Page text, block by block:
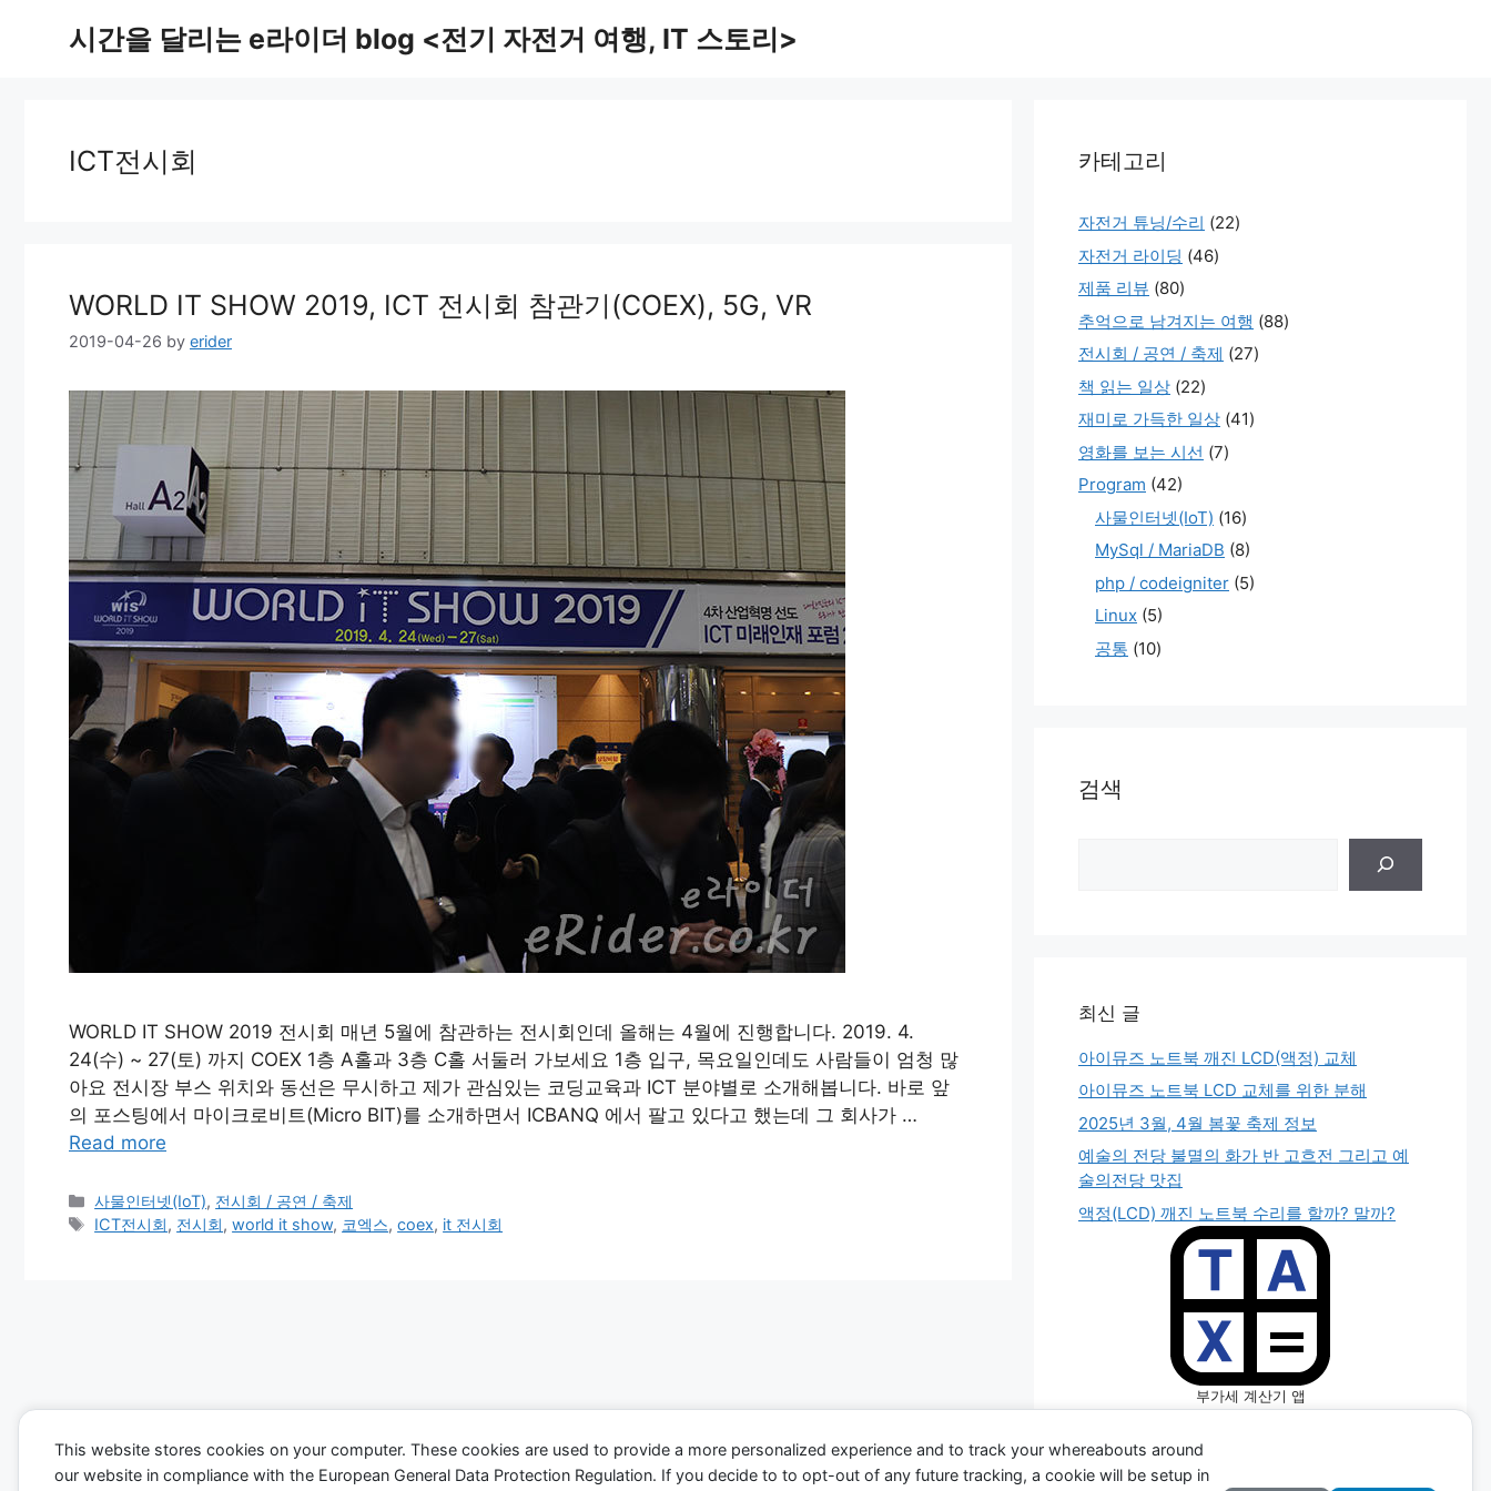
시간을 달리는 e라이더 blog <전기 자전거 여행, IT 스토리>
ICT전시회
WORLD IT SHOW 2019, ICT 전시회 참관기(COEX), 5G, VR
2019-04-26 by erider
WORLD IT SHOW 2019 전시회 매년 5월에 참관하는 전시회인데 올해는 4월에 진행합니다. 2019. 4.
24(수) ~ 27(토) 까지 COEX 1층 A홀과 3층 C홀 서둘러 가보세요 1층 입구, 목요일인데도 사람들이 엄청 많
아요 전시장 부스 위치와 동선은 무시하고 제가 관심있는 코딩교육과 ICT 분야별로 소개해봅니다. 바로 앞
의 포스팅에서 마이크로비트(Micro BIT)를 소개하면서 ICBANQ 에서 팔고 있다고 했는데 그 회사가 …
Read more
Categories
사물인터넷(IoT), 전시회 / 공연 / 축제
Tags
ICT전시회, 전시회,world it show, 코엑스,coex, it 전시회
카테고리
자전거 튜닝/수리 (22)
자전거 라이딩 (46)
제품 리뷰 (80)
추억으로 남겨지는 여행 (88)
전시회 / 공연 / 축제 (27)
책 읽는 일상 (22)
재미로 가득한 일상 (41)
영화를 보는 시선 (7)
Program (42)
사물인터넷(IoT) (16)
MySql / MariaDB (8)
php / codeigniter (5)
Linux (5)
공통 (10)
검색
최신 글
아이뮤즈 노트북 깨진 LCD(액정) 교체
아이뮤즈 노트북 LCD 교체를 위한 분해
2025년 3월, 4월 봄꽃 축제 정보
예술의 전당 불멸의 화가 반 고흐전 그리고 예
술의전당 맛집
액정(LCD) 깨진 노트북 수리를 할까? 말까?
부가세 계산기 앱
(TAX CALC APP)
This website stores cookies on your computer. These cookies are used to provide a more personalized experience and to track your whereabouts around
our website in compliance with the European General Data Protection Regulation. If you decide to to opt-out of any future tracking, a cookie will be setup in